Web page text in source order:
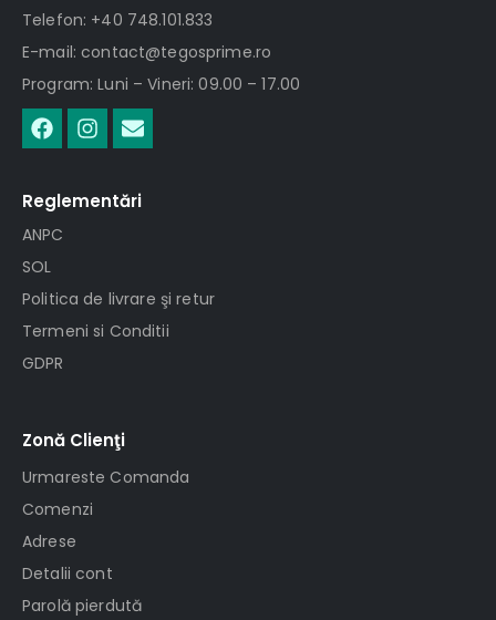
Telefon: +40 748.101.833
E-mail: contact@tegosprime.ro
Program: Luni – Vineri: 09.00 – 17.00
Reglementări
ANPC
SOL
Politica de livrare şi retur
Termeni si Conditii
GDPR
Zonă Clienţi
Urmareste Comanda
Comenzi
Adrese
Detalii cont
Parolă pierdută